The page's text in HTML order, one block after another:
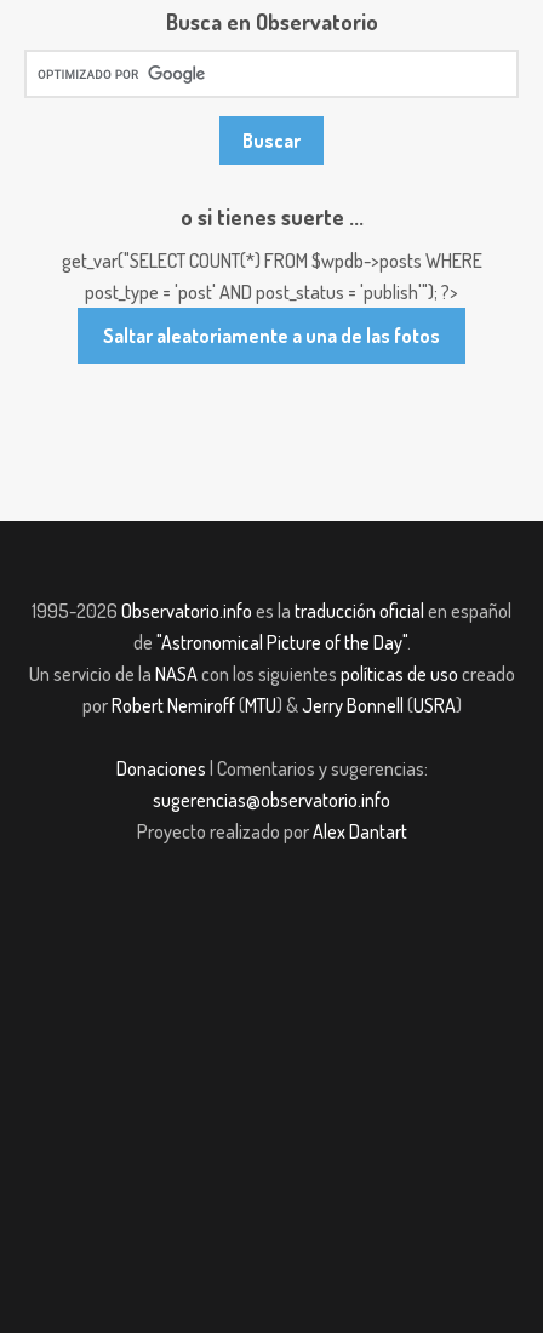
Busca en Observatorio
o si tienes suerte ...
get_var("SELECT COUNT(*) FROM $wpdb->posts WHERE
post_type = 'post' AND post_status = 'publish'"); ?>
Saltar aleatoriamente a una de las fotos
1995-2026 Observatorio.info es la traducción oficial en español
de "Astronomical Picture of the Day".
Un servicio de la NASAcon los siguientes políticas de uso creado
porRobert Nemiroff(MTU) &Jerry Bonnell (USRA)
Donaciones | Comentarios y sugerencias:
sugerencias@observatorio.info
Proyecto realizado porAlex Dantart